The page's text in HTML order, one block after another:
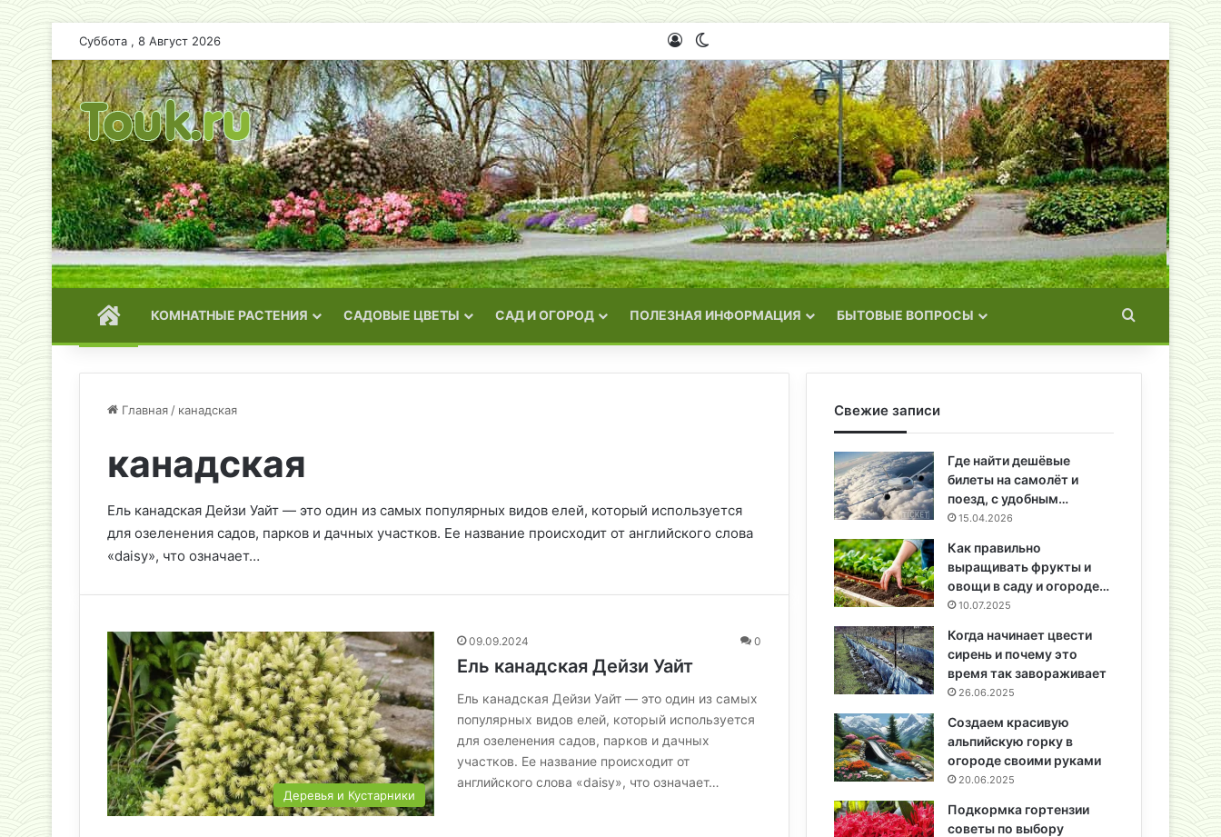
Суббота , 8 Август 2026 Войти
ГЛАВНАЯКОМНАТНЫЕ РАСТЕНИЯ САДОВЫЕ ЦВЕТЫ САД И ОГОРОД ПОЛЕЗНАЯ ИНФОРМАЦИЯ БЫТОВЫЕ ВОПРОСЫ Искать
Главная / канадская
канадская
Ель канадская Дейзи Уайт — это один из самых популярных видов елей, который используется
для озеленения садов, парков и дачных участков. Ее название происходит от английского слова
«daisy», что означает…
Деревья и Кустарники
09.09.2024 0
Ель канадская Дейзи Уайт
Ель канадская Дейзи Уайт — это один из самых
популярных видов елей, который используется
для озеленения садов, парков и дачных
участков. Ее название происходит от
английского слова «daisy», что означает…
Свежие записи
Где найти дешёвые
билеты на самолёт и
поезд, с удобным…
15.04.2026
Как правильно
выращивать фрукты и
овощи в саду и огороде…
10.07.2025
Когда начинает цвести
сирень и почему это
время так завораживает
26.06.2025
Создаем красивую
альпийскую горку в
огороде своими руками
20.06.2025
Подкормка гортензии
советы по выбору